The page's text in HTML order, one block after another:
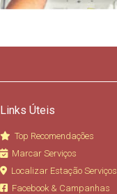
Links Úteis
Top Recomendações
Marcar Serviços
Localizar Estação Serviços
Facebook & Campanhas